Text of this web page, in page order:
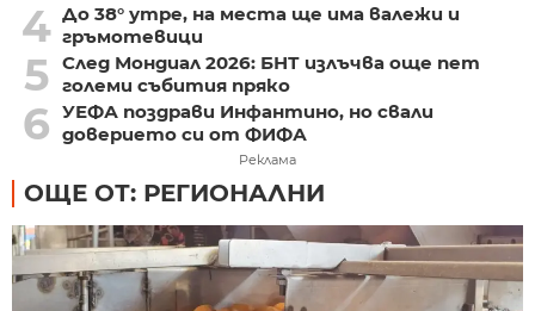
4 До 38° утре, на места ще има валежи и
гръмотевици
5 След Мондиал 2026: БНТ излъчва още пет
големи събития пряко
6 УЕФА поздрави Инфантино, но свали
доверието си от ФИФА
Реклама
ОЩЕ ОТ: РЕГИОНАЛНИ